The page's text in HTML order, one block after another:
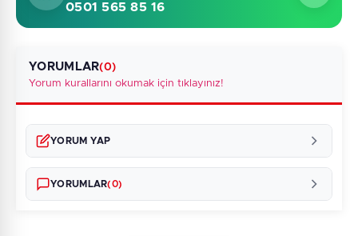
0501 565 85 16
YORUMLAR(0)
Yorum kurallarını okumak için tıklayınız!
YORUM YAP
YORUMLAR(0)